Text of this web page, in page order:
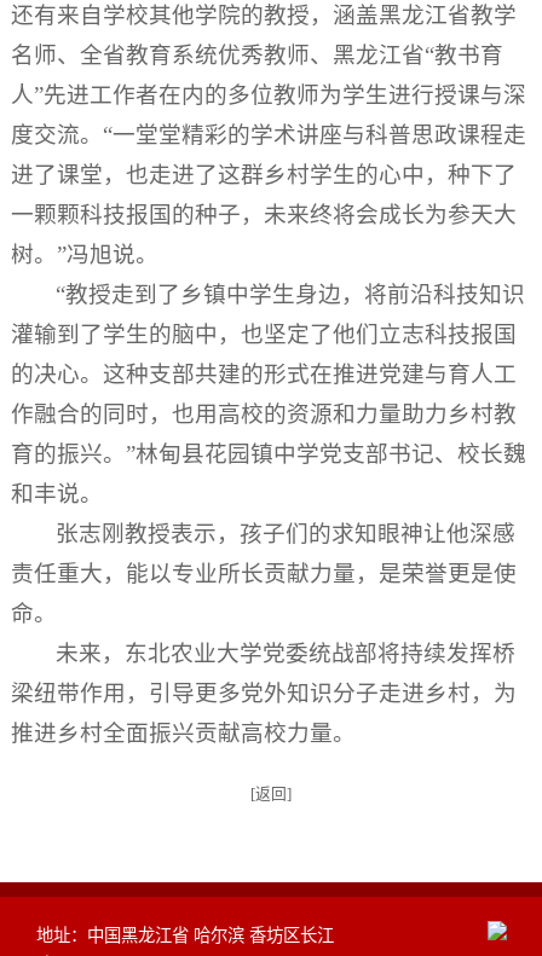
还有来自学校其他学院的教授，涵盖黑龙江省教学
名师、全省教育系统优秀教师、黑龙江省“教书育
人”先进工作者在内的多位教师为学生进行授课与深
度交流。“一堂堂精彩的学术讲座与科普思政课程走
进了课堂，也走进了这群乡村学生的心中，种下了
一颗颗科技报国的种子，未来终将会成长为参天大
树。”冯旭说。
“教授走到了乡镇中学生身边，将前沿科技知识
灌输到了学生的脑中，也坚定了他们立志科技报国
的决心。这种支部共建的形式在推进党建与育人工
作融合的同时，也用高校的资源和力量助力乡村教
育的振兴。”林甸县花园镇中学党支部书记、校长魏
和丰说。
张志刚教授表示，孩子们的求知眼神让他深感
责任重大，能以专业所长贡献力量，是荣誉更是使
命。
未来，东北农业大学党委统战部将持续发挥桥
梁纽带作用，引导更多党外知识分子走进乡村，为
推进乡村全面振兴贡献高校力量。
[返回]
地址：中国黑龙江省 哈尔滨 香坊区长江